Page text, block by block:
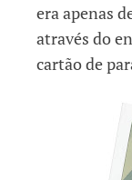
era apenas
através do
cartão de